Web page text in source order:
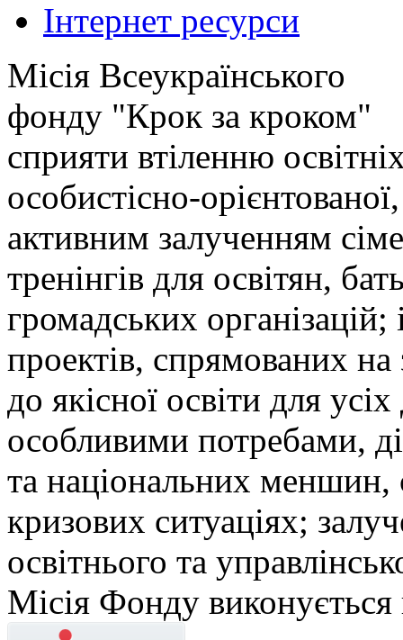
Інтернет ресурси
Місія Всеукраїнського
фонду "Крок за кроком"
сприяти втіленню
особистісно-
активним залученням
тренінгів для освітян,
громадських організацій;
проектів, спрямованих на
до якісної освіти для
особливими потребами,
та національних меншин,
кризових ситуаціях;
освітнього та
Місія Фонду виконується